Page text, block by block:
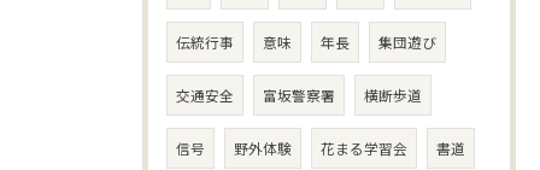
伝統行事 意味 年長 集団遊び
交通安全 富坂警察署 横断歩道
信号 野外体験 花まる学習会 書道